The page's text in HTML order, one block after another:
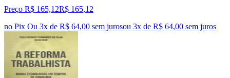
Preço R$ 165,12R$ 165,12
no Pix Ou 3x de R$ 64,00 sem jurosou 3x de R$ 64,00 sem juros